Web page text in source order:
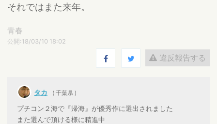
それではまた来年。
青春
公開:18/03/10 18:02
違反報告する
タカ ( 千葉県 )
プチコン２海で『帰海』が優秀作に選出されました
また選んで頂ける様に精進中